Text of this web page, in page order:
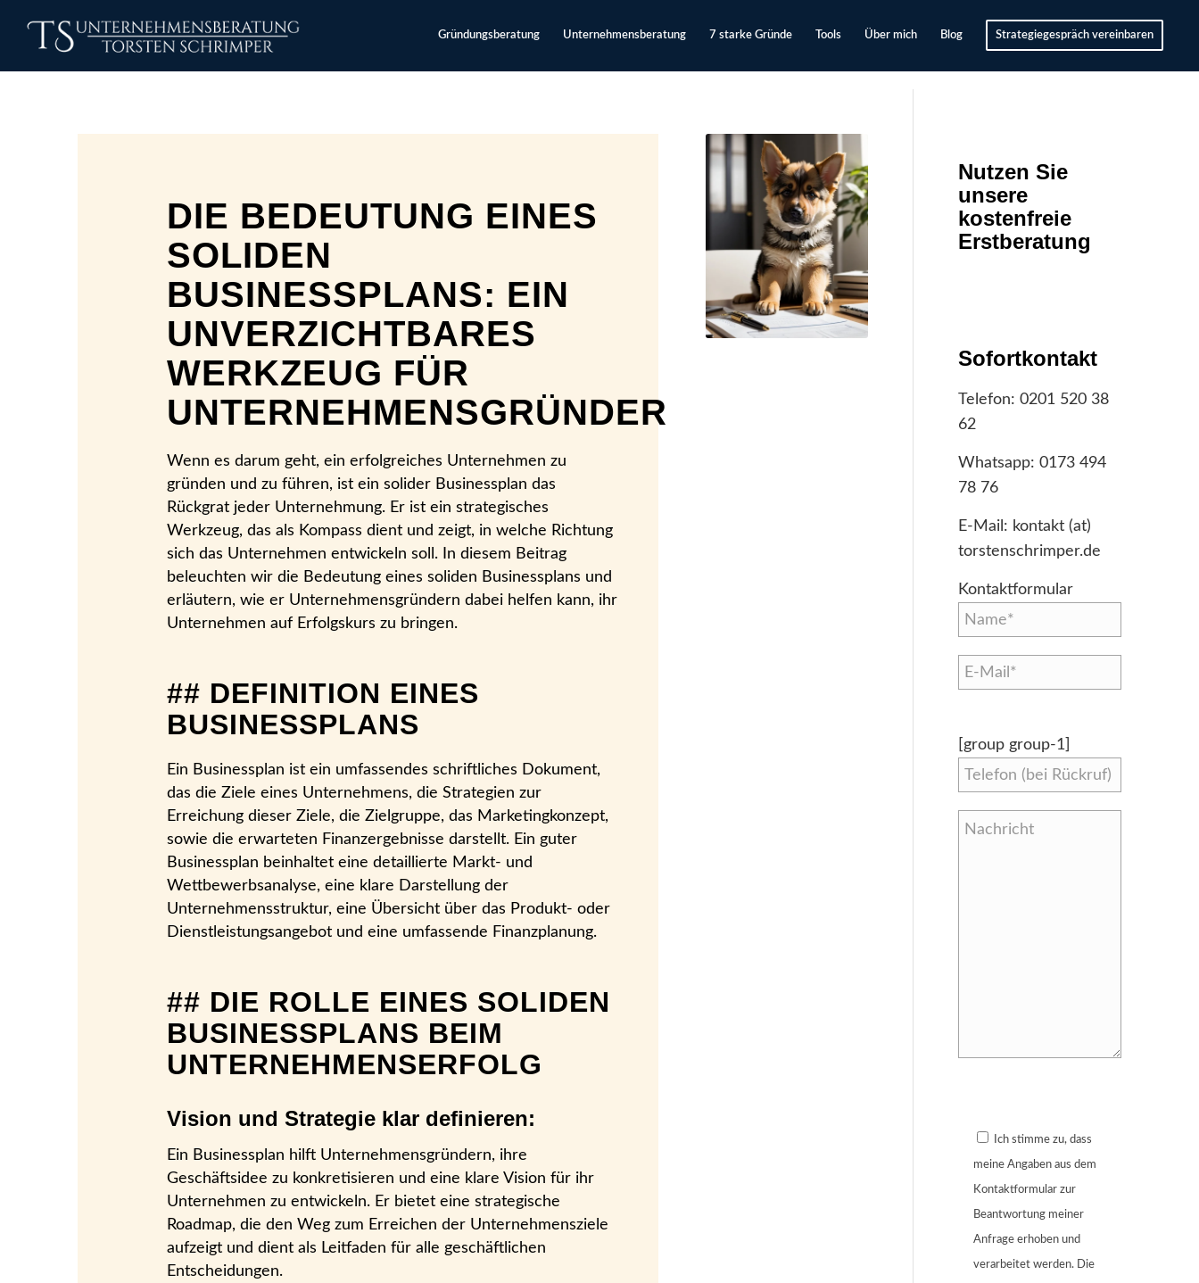
Gründungsberatung Unternehmensberatung 7 starke Gründe Tools Über mich Blog Strategiegespräch vereinbaren
DIE BEDEUTUNG EINES
SOLIDEN
BUSINESSPLANS: EIN
UNVERZICHTBARES
WERKZEUG FÜR
UNTERNEHMENSGRÜNDER
Wenn es darum geht, ein erfolgreiches Unternehmen zu
gründen und zu führen, ist ein solider Businessplan das
Rückgrat jeder Unternehmung. Er ist ein strategisches
Werkzeug, das als Kompass dient und zeigt, in welche Richtung
sich das Unternehmen entwickeln soll. In diesem Beitrag
beleuchten wir die Bedeutung eines soliden Businessplans und
erläutern, wie er Unternehmensgründern dabei helfen kann, ihr
Unternehmen auf Erfolgskurs zu bringen.
## DEFINITION EINES
BUSINESSPLANS
Ein Businessplan ist ein umfassendes schriftliches Dokument,
das die Ziele eines Unternehmens, die Strategien zur
Erreichung dieser Ziele, die Zielgruppe, das Marketingkonzept,
sowie die erwarteten Finanzergebnisse darstellt. Ein guter
Businessplan beinhaltet eine detaillierte Markt- und
Wettbewerbsanalyse, eine klare Darstellung der
Unternehmensstruktur, eine Übersicht über das Produkt- oder
Dienstleistungsangebot und eine umfassende Finanzplanung.
## DIE ROLLE EINES SOLIDEN
BUSINESSPLANS BEIM
UNTERNEHMENSERFOLG
Vision und Strategie klar definieren:
Ein Businessplan hilft Unternehmensgründern, ihre
Geschäftsidee zu konkretisieren und eine klare Vision für ihr
Unternehmen zu entwickeln. Er bietet eine strategische
Roadmap, die den Weg zum Erreichen der Unternehmensziele
aufzeigt und dient als Leitfaden für alle geschäftlichen
Entscheidungen.
Nutzen Sie
unsere
kostenfreie
Erstberatung
Sofortkontakt
Telefon: 0201 520 38
62
Whatsapp: 0173 494
78 76
E-Mail: kontakt (at)
torstenschrimper.de
Kontaktformular
[group group-1]
Ich stimme zu, dass
meine Angaben aus dem
Kontaktformular zur
Beantwortung meiner
Anfrage erhoben und
verarbeitet werden. Die